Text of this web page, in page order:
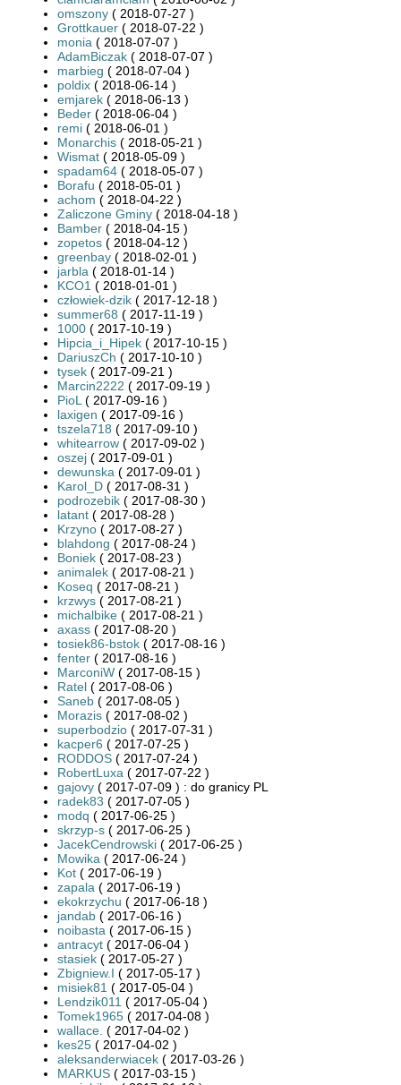
omszony ( 2018-07-27 )
Grottkauer ( 2018-07-22 )
monia ( 2018-07-07 )
AdamBiczak ( 2018-07-07 )
marbieg ( 2018-07-04 )
poldix ( 2018-06-14 )
emjarek ( 2018-06-13 )
Beder ( 2018-06-04 )
remi ( 2018-06-01 )
Monarchis ( 2018-05-21 )
Wismat ( 2018-05-09 )
spadam64 ( 2018-05-07 )
Borafu ( 2018-05-01 )
achom ( 2018-04-22 )
Zaliczone Gminy ( 2018-04-18 )
Bamber ( 2018-04-15 )
zopetos ( 2018-04-12 )
greenbay ( 2018-02-01 )
jarbla ( 2018-01-14 )
KCO1 ( 2018-01-01 )
człowiek-dzik ( 2017-12-18 )
summer68 ( 2017-11-19 )
1000 ( 2017-10-19 )
Hipcia_i_Hipek ( 2017-10-15 )
DariuszCh ( 2017-10-10 )
tysek ( 2017-09-21 )
Marcin2222 ( 2017-09-19 )
PioL ( 2017-09-16 )
laxigen ( 2017-09-16 )
tszela718 ( 2017-09-10 )
whitearrow ( 2017-09-02 )
oszej ( 2017-09-01 )
dewunska ( 2017-09-01 )
Karol_D ( 2017-08-31 )
podrozebik ( 2017-08-30 )
latant ( 2017-08-28 )
Krzyno ( 2017-08-27 )
blahdong ( 2017-08-24 )
Boniek ( 2017-08-23 )
animalek ( 2017-08-21 )
Koseq ( 2017-08-21 )
krzwys ( 2017-08-21 )
michalbike ( 2017-08-21 )
axass ( 2017-08-20 )
tosiek86-bstok ( 2017-08-16 )
fenter ( 2017-08-16 )
MarconiW ( 2017-08-15 )
Ratel ( 2017-08-06 )
Saneb ( 2017-08-05 )
Morazis ( 2017-08-02 )
superbodzio ( 2017-07-31 )
kacper6 ( 2017-07-25 )
RODDOS ( 2017-07-24 )
RobertLuxa ( 2017-07-22 )
gajovy ( 2017-07-09 ) : do granicy PL
radek83 ( 2017-07-05 )
modq ( 2017-06-25 )
skrzyp-s ( 2017-06-25 )
JacekCendrowski ( 2017-06-25 )
Mowika ( 2017-06-24 )
Kot ( 2017-06-19 )
zapala ( 2017-06-19 )
ekokrzychu ( 2017-06-18 )
jandab ( 2017-06-16 )
noibasta ( 2017-06-15 )
antracyt ( 2017-06-04 )
stasiek ( 2017-05-27 )
Zbigniew.I ( 2017-05-17 )
misiek81 ( 2017-05-04 )
Lendzik011 ( 2017-05-04 )
Tomek1965 ( 2017-04-08 )
wallace. ( 2017-04-02 )
kes25 ( 2017-04-02 )
aleksanderwiacek ( 2017-03-26 )
MARKUS ( 2017-03-15 )